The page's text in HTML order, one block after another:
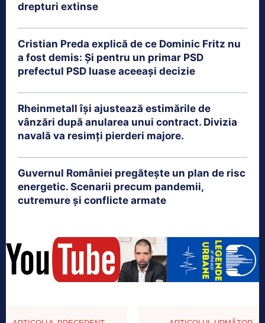
drepturi extinse
Cristian Preda explică de ce Dominic Fritz nu
a fost demis: Și pentru un primar PSD
prefectul PSD luase aceeași decizie
Rheinmetall își ajustează estimările de
vânzări după anularea unui contract. Divizia
navală va resimți pierderi majore.
Guvernul României pregătește un plan de risc
energetic. Scenarii precum pandemii,
cutremure și conflicte armate